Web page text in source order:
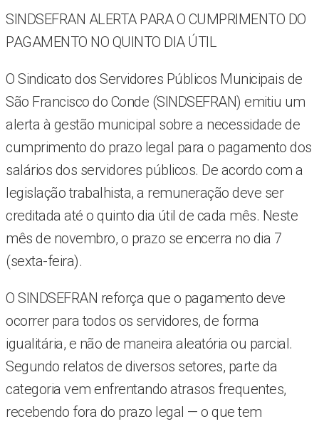
SINDSEFRAN ALERTA PARA O CUMPRIMENTO DO
PAGAMENTO NO QUINTO DIA ÚTIL
O Sindicato dos Servidores Públicos Municipais de
São Francisco do Conde (SINDSEFRAN) emitiu um
alerta à gestão municipal sobre a necessidade de
cumprimento do prazo legal para o pagamento dos
salários dos servidores públicos. De acordo com a
legislação trabalhista, a remuneração deve ser
creditada até o quinto dia útil de cada mês. Neste
mês de novembro, o prazo se encerra no dia 7
(sexta-feira).
O SINDSEFRAN reforça que o pagamento deve
ocorrer para todos os servidores, de forma
igualitária, e não de maneira aleatória ou parcial.
Segundo relatos de diversos setores, parte da
categoria vem enfrentando atrasos frequentes,
recebendo fora do prazo legal — o que tem